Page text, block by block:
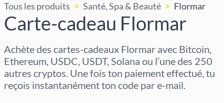
Tous les produits Santé, Spa & Beauté Flormar
Carte-cadeau Flormar
Achète des cartes-cadeaux Flormar avec Bitcoin,
Ethereum, USDC, USDT, Solana ou l’une des 250
autres cryptos. Une fois ton paiement effectué, tu
reçois instantanément ton code par e-mail.